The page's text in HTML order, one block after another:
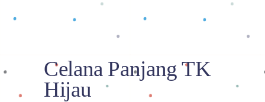
Celana Panjang TK
Hijau